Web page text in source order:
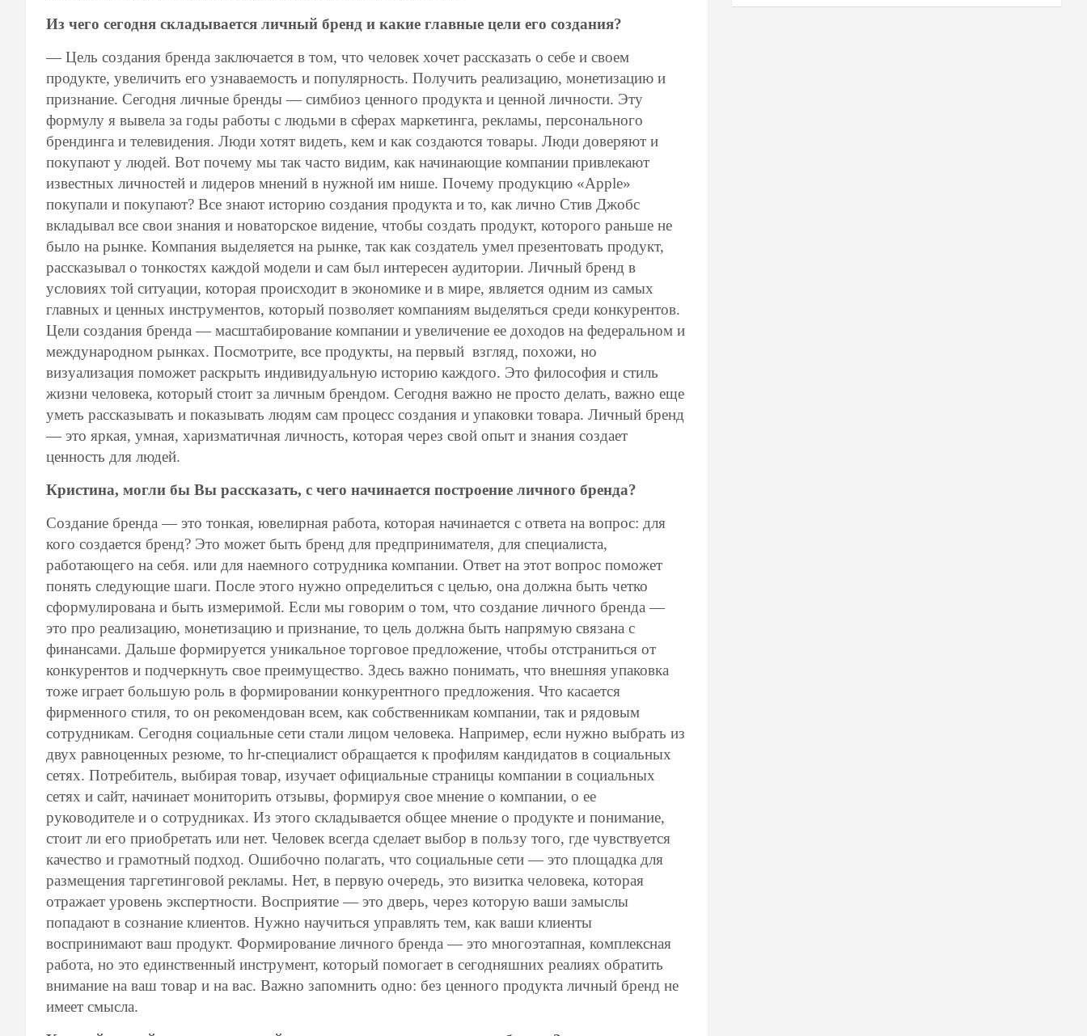
Из чего сегодня складывается личный бренд и какие главные цели его создания?
— Цель создания бренда заключается в том, что человек хочет рассказать о себе и своем
продукте, увеличить его узнаваемость и популярность. Получить реализацию, монетизацию и
признание. Сегодня личные бренды — симбиоз ценного продукта и ценной личности. Эту
формулу я вывела за годы работы с людьми в сферах маркетинга, рекламы, персонального
брендинга и телевидения. Люди хотят видеть, кем и как создаются товары. Люди доверяют и
покупают у людей. Вот почему мы так часто видим, как начинающие компании привлекают
известных личностей и лидеров мнений в нужной им нише. Почему продукцию «Apple»
покупали и покупают? Все знают историю создания продукта и то, как лично Стив Джобс
вкладывал все свои знания и новаторское видение, чтобы создать продукт, которого раньше не
было на рынке. Компания выделяется на рынке, так как создатель умел презентовать продукт,
рассказывал о тонкостях каждой модели и сам был интересен аудитории. Личный бренд в
условиях той ситуации, которая происходит в экономике и в мире, является одним из самых
главных и ценных инструментов, который позволяет компаниям выделяться среди конкурентов.
Цели создания бренда — масштабирование компании и увеличение ее доходов на федеральном и
международном рынках. Посмотрите, все продукты, на первый взгляд, похожи, но
визуализация поможет раскрыть индивидуальную историю каждого. Это философия и стиль
жизни человека, который стоит за личным брендом. Сегодня важно не просто делать, важно еще
уметь рассказывать и показывать людям сам процесс создания и упаковки товара. Личный бренд
— это яркая, умная, харизматичная личность, которая через свой опыт и знания создает
ценность для людей.
Кристина, могли бы Вы рассказать, с чего начинается построение личного бренда?
Создание бренда — это тонкая, ювелирная работа, которая начинается с ответа на вопрос: для
кого создается бренд? Это может быть бренд для предпринимателя, для специалиста,
работающего на себя. или для наемного сотрудника компании. Ответ на этот вопрос поможет
понять следующие шаги. После этого нужно определиться с целью, она должна быть четко
сформулирована и быть измеримой. Если мы говорим о том, что создание личного бренда —
это про реализацию, монетизацию и признание, то цель должна быть напрямую связана с
финансами. Дальше формируется уникальное торговое предложение, чтобы отстраниться от
конкурентов и подчеркнуть свое преимущество. Здесь важно понимать, что внешняя упаковка
тоже играет большую роль в формировании конкурентного предложения. Что касается
фирменного стиля, то он рекомендован всем, как собственникам компании, так и рядовым
сотрудникам. Сегодня социальные сети стали лицом человека. Например, если нужно выбрать из
двух равноценных резюме, то hr-специалист обращается к профилям кандидатов в социальных
сетях. Потребитель, выбирая товар, изучает официальные страницы компании в социальных
сетях и сайт, начинает мониторить отзывы, формируя свое мнение о компании, о ее
руководителе и о сотрудниках. Из этого складывается общее мнение о продукте и понимание,
стоит ли его приобретать или нет. Человек всегда сделает выбор в пользу того, где чувствуется
качество и грамотный подход. Ошибочно полагать, что социальные сети — это площадка для
размещения таргетинговой рекламы. Нет, в первую очередь, это визитка человека, которая
отражает уровень экспертности. Восприятие — это дверь, через которую ваши замыслы
попадают в сознание клиентов. Нужно научиться управлять тем, как ваши клиенты
воспринимают ваш продукт. Формирование личного бренда — это многоэтапная, комплексная
работа, но это единственный инструмент, который помогает в сегодняшних реалиях обратить
внимание на ваш товар и на вас. Важно запомнить одно: без ценного продукта личный бренд не
имеет смысла.